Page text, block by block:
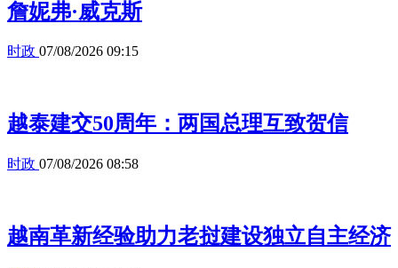
詹妮弗·威克斯
时政 07/08/2026 09:15
越泰建交50周年：两国总理互致贺信
时政 07/08/2026 08:58
越南革新经验助力老挝建设独立自主经济